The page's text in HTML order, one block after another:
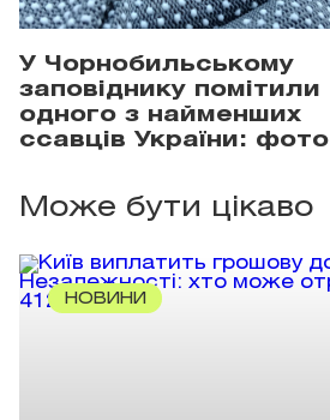
У Чорнобильському
заповіднику помітили
одного з найменших
ссавців України: фото
Може бути цікаво
НОВИНИ